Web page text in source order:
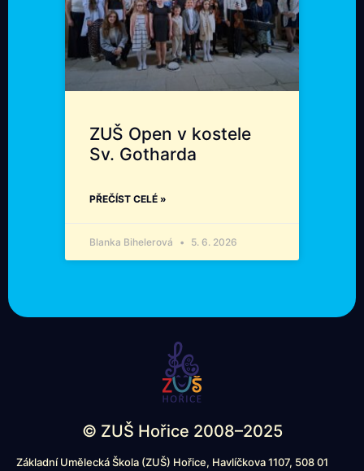
ZUŠ Open v kostele
Sv. Gotharda
PŘEČÍST CELÉ »
Blanka Bihelerová 5. 6. 2026
© ZUŠ Hořice 2008–2025
Základní Umělecká Škola (ZUŠ) Hořice, Havlíčkova 1107, 508 01